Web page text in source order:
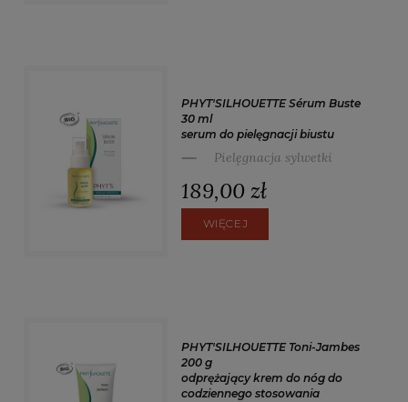
PHYT'SILHOUETTE Sérum Buste
30 ml
serum do pielęgnacji biustu
Pielęgnacja sylwetki
189,00 zł
WIĘCEJ
PHYT'SILHOUETTE Toni-Jambes
200 g
odprężający krem do nóg do
codziennego stosowania